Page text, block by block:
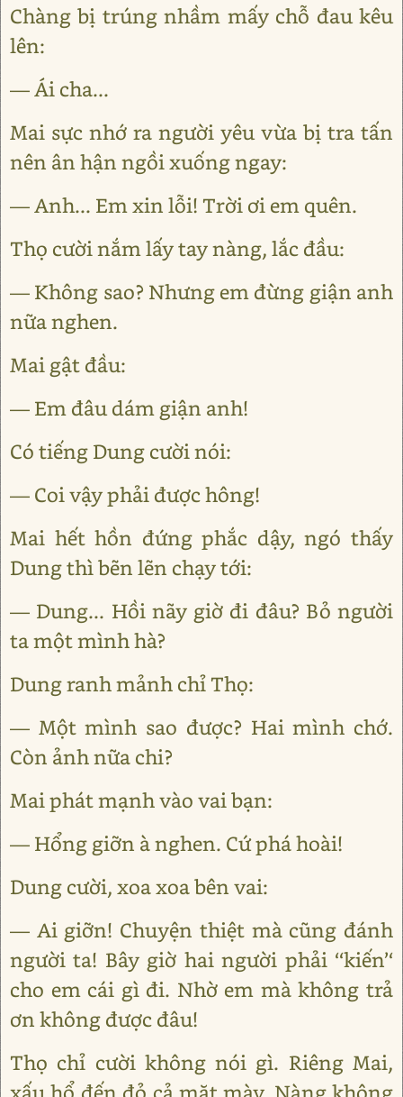
Chàng bị trúng nhầm mấy chỗ đau kêu
lên:
— Ái cha...
Mai sực nhớ ra người yêu vừa bị tra tấn
nên ân hận ngồi xuống ngay:
— Anh... Em xin lỗi! Trời ơi em quên.
Thọ cười nắm lấy tay nàng, lắc đầu:
— Không sao? Nhưng em đừng giận anh
nữa nghen.
Mai gật đầu:
— Em đâu dám giận anh!
Có tiếng Dung cười nói:
— Coi vậy phải được hông!
Mai hết hồn đứng phắc dậy, ngó thấy
Dung thì bẽn lẽn chạy tới:
— Dung... Hồi nãy giờ đi đâu? Bỏ người
ta một mình hà?
Dung ranh mảnh chỉ Thọ:
— Một mình sao được? Hai mình chớ.
Còn ảnh nữa chi?
Mai phát mạnh vào vai bạn:
— Hổng giỡn à nghen. Cứ phá hoài!
Dung cười, xoa xoa bên vai:
— Ai giỡn! Chuyện thiệt mà cũng đánh
người ta! Bây giờ hai người phải ‘‘kiến’‘
cho em cái gì đi. Nhờ em mà không trả
ơn không được đâu!
Thọ chỉ cười không nói gì. Riêng Mai,